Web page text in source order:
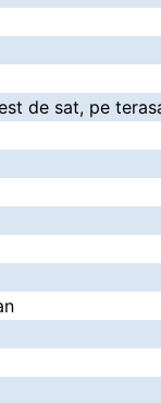
de sat, pe